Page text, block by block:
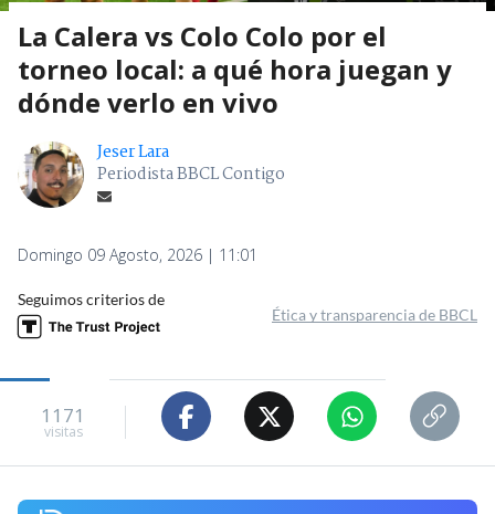
La Calera vs Colo Colo por el
torneo local: a qué hora juegan y
dónde verlo en vivo
Jeser Lara
Periodista BBCL Contigo
Domingo 09 Agosto, 2026 | 11:01
Seguimos criterios de
Ética y transparencia de BBCL
1171
visitas